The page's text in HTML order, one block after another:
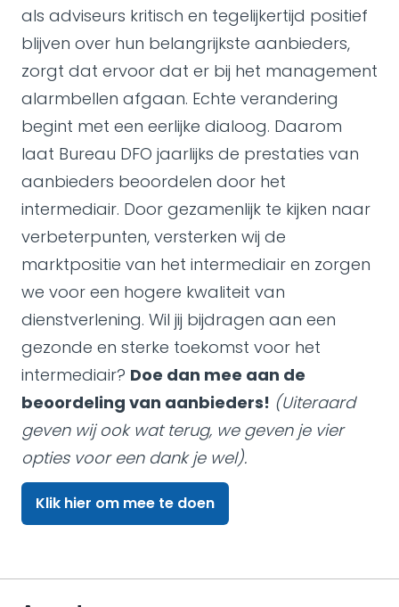
als adviseurs kritisch en tegelijkertijd positief
blijven over hun belangrijkste aanbieders,
zorgt dat ervoor dat er bij het management
alarmbellen afgaan. Echte verandering
begint met een eerlijke dialoog. Daarom
laat Bureau DFO jaarlijks de prestaties van
aanbieders beoordelen door het
intermediair. Door gezamenlijk te kijken naar
verbeterpunten, versterken wij de
marktpositie van het intermediair en zorgen
we voor een hogere kwaliteit van
dienstverlening. Wil jij bijdragen aan een
gezonde en sterke toekomst voor het
intermediair? Doe dan mee aan de
beoordeling van aanbieders! (Uiteraard
geven wij ook wat terug, we geven je vier
opties voor een dank je wel).
Klik hier om mee te doen